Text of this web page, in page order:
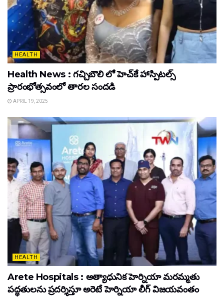
HEALTH
Health News : గచ్చిబౌలి లో హెచ్‌కే హాస్పిటల్స్
ప్రారంభోత్సవంలో తారల సందడి
APRIL 19, 2025
HEALTH
Arete Hospitals : అత్యాధునిక హెర్నియా మరమ్మతు
పద్ధతులను ప్రదర్శిస్తూ అరెటే హెర్నియా లీగ్ విజయవంతం